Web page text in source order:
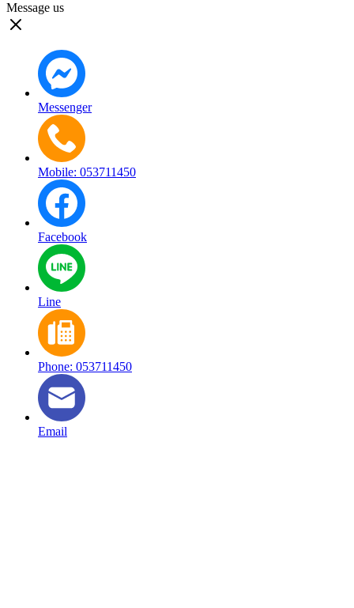
Message us
Messenger
Mobile: 053711450
Facebook
Line
Phone: 053711450
Email